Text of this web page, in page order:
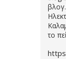
το